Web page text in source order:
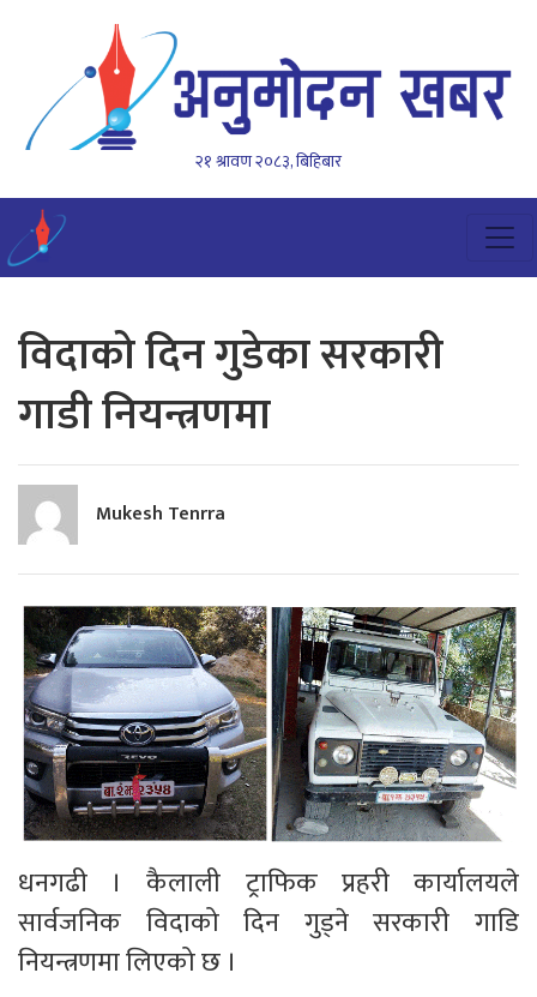
२१ श्रावण २०८३, बिहिबार
विदाको दिन गुडेका सरकारी
गाडी नियन्त्रणमा
Mukesh Tenrra
धनगढी । कैलाली ट्राफिक प्रहरी कार्यालयले
सार्वजनिक विदाको दिन गुड्ने सरकारी गाडि
नियन्त्रणमा लिएको छ ।